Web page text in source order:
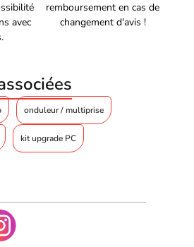
avec
remboursement en cas de
changement d'avis !
onduleur / multiprise
kit upgrade PC